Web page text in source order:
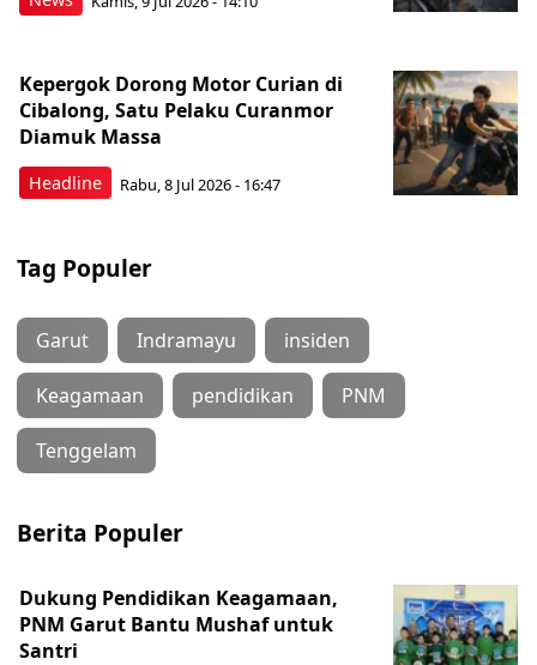
Headline
Kepergok Dorong Motor Curian di
Cibalong, Satu Pelaku Curanmor
Diamuk Massa
Rabu, 8 Jul 2026 - 16:47
Tag Populer
Garut Indramayu insiden
Keagamaan pendidikan PNM
Tenggelam
Berita Populer
Dukung Pendidikan Keagamaan,
PNM Garut Bantu Mushaf untuk
Santri